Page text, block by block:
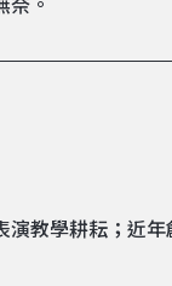
奈。
教學耕耘；近